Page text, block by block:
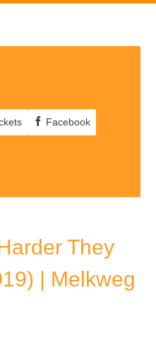
Facebook
They
| Melkweg